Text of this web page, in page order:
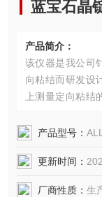
蓝宝石晶
产品简介：
该仪器是我公司
向粘结而研发设
上测量定向粘结
产品型号：
更新时间：
厂商性质： 生